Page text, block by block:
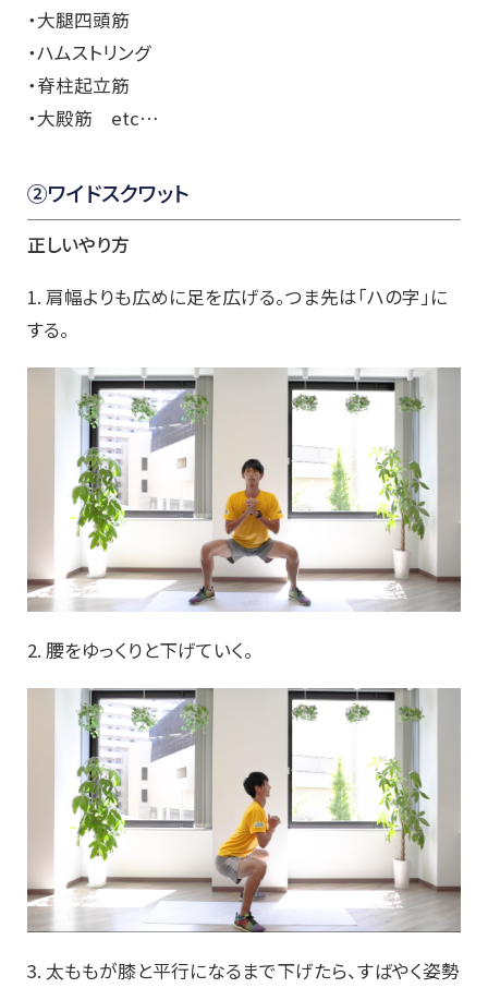
・大腿四頭筋
・ハムストリング
・脊柱起立筋
・大殿筋 etc…
②ワイドスクワット
正しいやり方
1. 肩幅よりも広めに足を広げる。つま先は「ハの字」に
する。
2. 腰をゆっくりと下げていく。
3. 太ももが膝と平行になるまで下げたら、すばやく姿勢